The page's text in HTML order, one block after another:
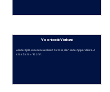
Voorbeeld: Vierkant
Als de zijde van een vierkant 4 cm is, dan is de oppervlakte 4
cm x 4 cm = 16 cm².